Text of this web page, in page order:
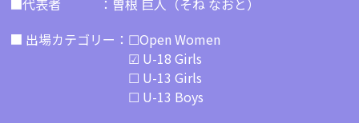
■ 出場カテゴリー：☐Open Women
☑ U-18 Girls
☐ U-13 Girls
☐ U-13 Boys